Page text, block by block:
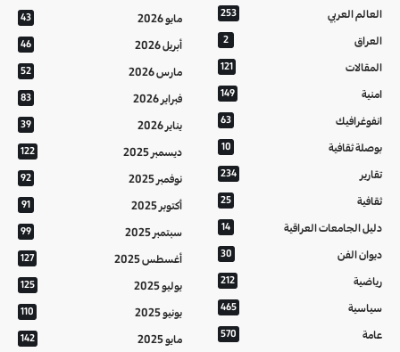
العالم العربي 253
العراق 2
المقالات 121
امنية 149
انفوغرافيك 63
بوصلة ثقافية 10
تقارير 234
ثقافية 25
دليل الجامعات العراقية 14
ديوان الفن 30
رياضية 212
سياسية 465
عامة 570
مايو 2026 43
أبريل 2026 46
مارس 2026 52
فبراير 2026 83
يناير 2026 39
ديسمبر 2025 122
نوفمبر 2025 92
أكتوبر 2025 91
سبتمبر 2025 99
أغسطس 2025 127
يوليو 2025 125
يونيو 2025 110
مايو 2025 142